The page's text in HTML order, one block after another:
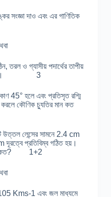
সংজ্ঞা দাও এবং এর গাণিতিক
তরল ও গ্যাসীয় পদার্থের তাপীয়
দাও। 3
45° হলে এবং প্রতিসৃত রশ্মি
কৌণিক চ্যুতির মান কত
উত্তল লেন্সের সামনে 2.4 cm
দূরত্বে প্রতিবিম্ব গঠিত হয়।
কত? 1+2
Kms-1 এবং জল মাধ্যমে